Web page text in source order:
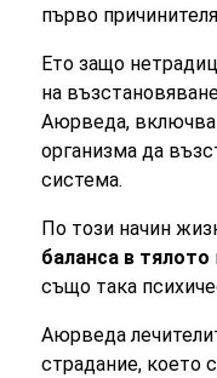
първо
Ето защо
на
Аюрведа,
организма да
система.
По този начин
баланса в тялото
също така
Аюрведа
страдание, което